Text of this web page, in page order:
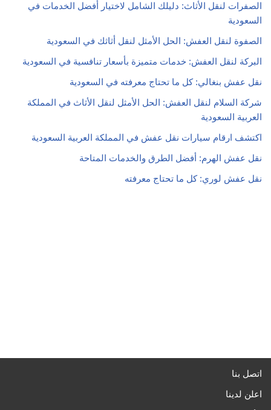
الصفرات لنقل الأثاث: دليلك الشامل لاختيار أفضل الخدمات في
السعودية
الصفوة لنقل العفش: الحل الأمثل لنقل أثاثك في السعودية
البركة لنقل العفش: خدمات متميزة بأسعار تنافسية في السعودية
نقل عفش بنغالي: كل ما تحتاج معرفته في السعودية
شركة السلام لنقل العفش: الحل الأمثل لنقل الأثاث في المملكة
العربية السعودية
اكتشف ارقام سيارات نقل عفش في المملكة العربية السعودية
نقل عفش الهرم: أفضل الطرق والخدمات المتاحة
نقل عفش لوري: كل ما تحتاج معرفته
اتصل بنا
اعلن لدينا